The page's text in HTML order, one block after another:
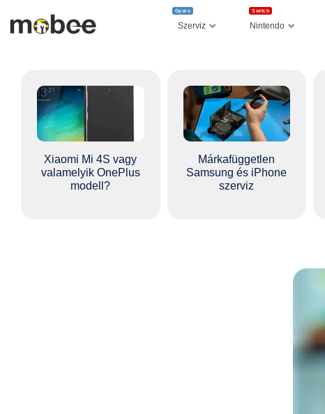
Szerviz
Gyors
Nintendo
Switch
Xiaomi Mi 4S vagy
valamelyik OnePlus
modell?
Márkafüggetlen
Samsung és iPhone
szerviz